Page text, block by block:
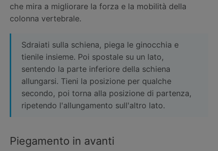
che mira a migliorare la forza e la mobilità della
colonna vertebrale.
Sdraiati sulla schiena, piega le ginocchia e
tienile insieme. Poi spostale su un lato,
sentendo la parte inferiore della schiena
allungarsi. Tieni la posizione per qualche
secondo, poi torna alla posizione di partenza,
ripetendo l'allungamento sull'altro lato.
Piegamento in avanti